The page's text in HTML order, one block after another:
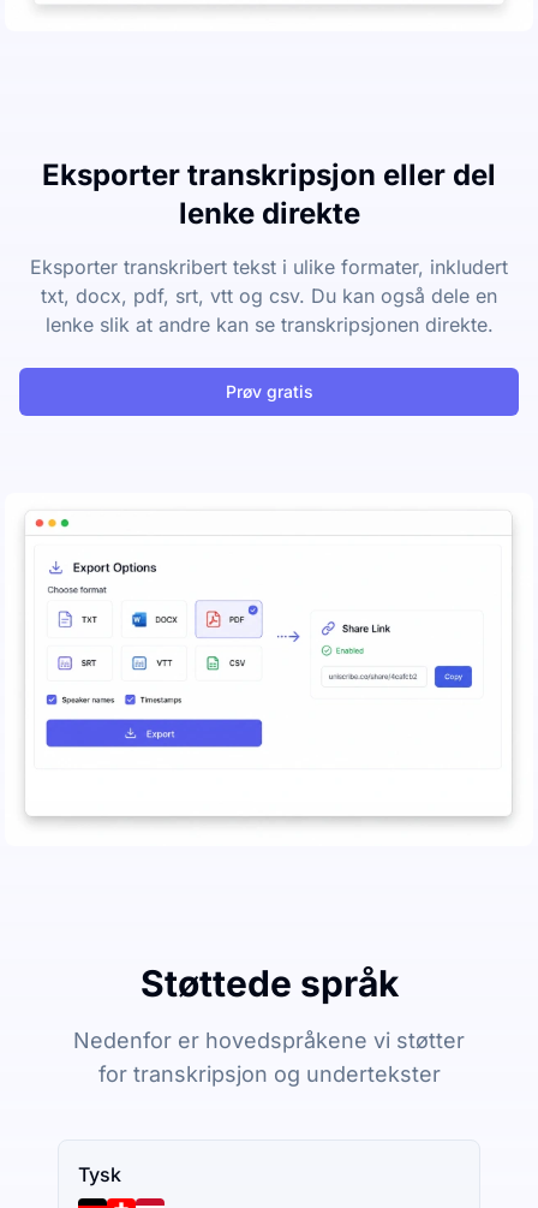
Eksporter transkripsjon eller del
lenke direkte
Eksporter transkribert tekst i ulike formater, inkludert
txt, docx, pdf, srt, vtt og csv. Du kan også dele en
lenke slik at andre kan se transkripsjonen direkte.
Prøv gratis
Støttede språk
Nedenfor er hovedspråkene vi støtter
for transkripsjon og undertekster
Tysk